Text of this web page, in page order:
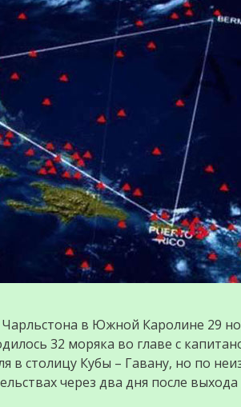
в Южной Каролине 29
32 моряка во главе с
в столицу Кубы – Гавану, но по
через два дня после выхода